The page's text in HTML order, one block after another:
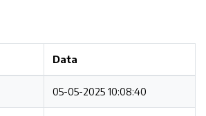
Data
05-05-2025 10:08:40